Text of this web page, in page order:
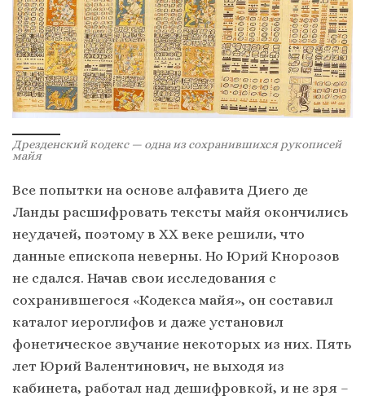
Дрезденский кодекс — одна из сохранившихся рукописей
майя
Все попытки на основе алфавита Диего де
Ланды расшифровать тексты майя окончились
неудачей, поэтому в ХХ веке решили, что
данные епископа неверны. Но Юрий Кнорозов
не сдался. Начав свои исследования с
сохранившегося «Кодекса майя», он составил
каталог иероглифов и даже установил
фонетическое звучание некоторых из них. Пять
лет Юрий Валентинович, не выходя из
кабинета, работал над дешифровкой, и не зря –